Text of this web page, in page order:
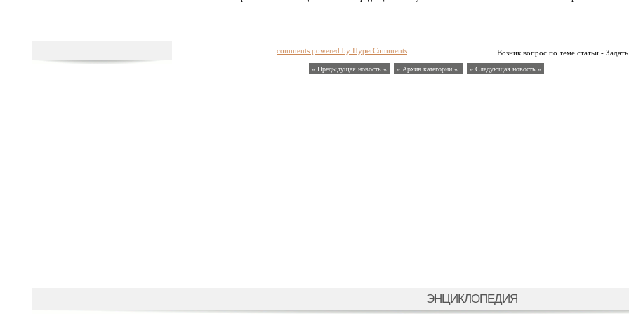
Возник вопрос по теме статьи -
comments powered by HyperComments
« Предыдущая новость « » Архив категории « » Следующая новость »
ЭНЦИКЛОПЕДИЯ